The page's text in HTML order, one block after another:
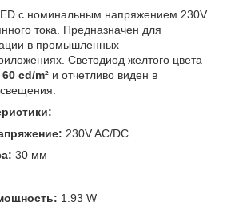
с номинальным напряжением 230V
тока. Предназначен для
в промышленных
Светодиод желтого цвета
60 cd/m² и отчетливо виден в
230V AC/DC
30 мм
1,93 W